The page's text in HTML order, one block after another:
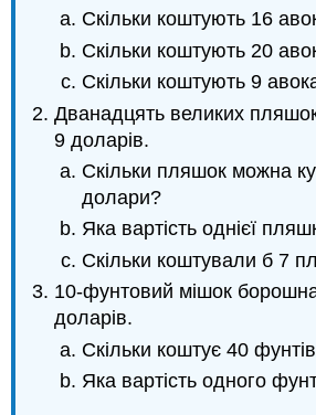
Скільки коштують 16
Скільки коштують 20
Скільки коштують 9
Дванадцять великих
9 доларів.
Скільки пляшок можна
долари?
Яка вартість однієї
Скільки коштували б 7
10-фунтовий мішок
доларів.
Скільки коштує 40
Яка вартість одного